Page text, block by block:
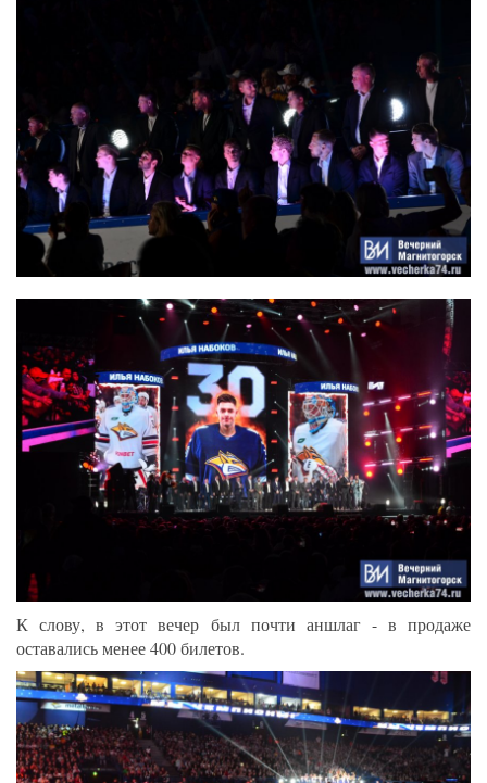
К слову, в этот вечер был почти аншлаг - в продаже
оставались менее 400 билетов.